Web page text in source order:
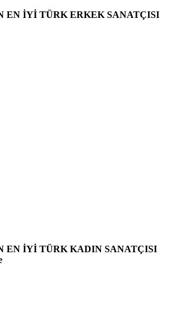
EN İYİ TÜRK ERKEK SANATÇISI
EN İYİ TÜRK KADIN SANATÇISI